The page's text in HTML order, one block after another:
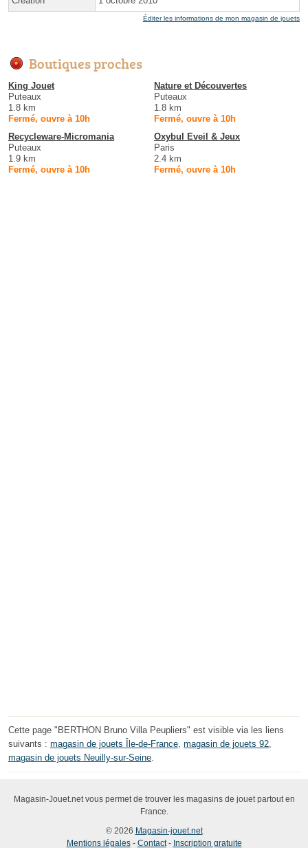
Éditer les informations de mon magasin de jouets
Boutiques proches
King Jouet
Puteaux
1.8 km
Fermé, ouvre à 10h
Nature et Découvertes
Puteaux
1.8 km
Fermé, ouvre à 10h
Recycleware-Micromania
Puteaux
1.9 km
Fermé, ouvre à 10h
Oxybul Eveil & Jeux
Paris
2.4 km
Fermé, ouvre à 10h
Cette page "BERTHON Bruno Villa Peupliers" est visible via les liens
suivants : magasin de jouets Île-de-France, magasin de jouets 92,
magasin de jouets Neuilly-sur-Seine.
Magasin-Jouet.net vous permet de trouver les magasins de jouet partout en
France.
© 2026 Magasin-jouet.net
Mentions légales- Contact- Inscription gratuite